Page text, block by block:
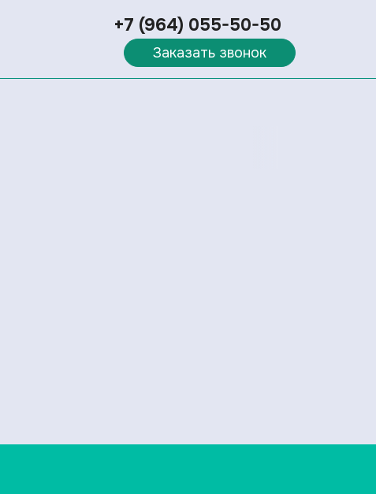
+7 (964) 055-50-50
Заказать звонок